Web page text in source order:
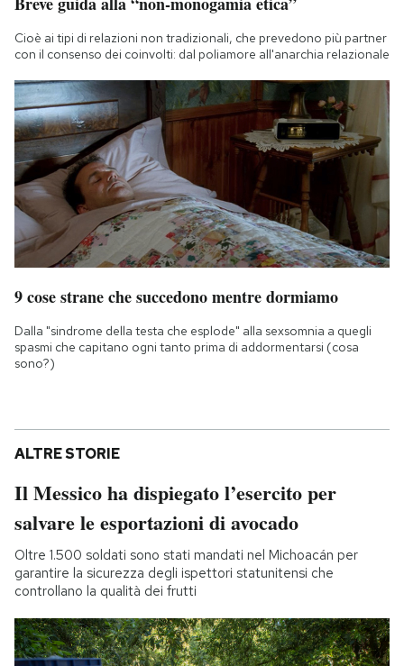
Cioè ai tipi di relazioni non tradizionali, che prevedono più partner
con il consenso dei coinvolti: dal poliamore all'anarchia relazionale
9 cose strane che succedono mentre dormiamo
Dalla "sindrome della testa che esplode" alla sexsomnia a quegli
spasmi che capitano ogni tanto prima di addormentarsi (cosa
sono?)
ALTRE STORIE
Il Messico ha dispiegato l’esercito per
salvare le esportazioni di avocado
Oltre 1.500 soldati sono stati mandati nel Michoacán per
garantire la sicurezza degli ispettori statunitensi che
controllano la qualità dei frutti